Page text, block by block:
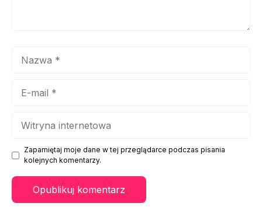
internetowa
Zapamiętaj moje dane w tej przeglądarce podczas pisania
kolejnych komentarzy.